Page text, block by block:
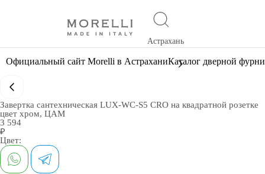
Астрахань
Официальный сайт Morelli в АстраханиКаталог дверной
Завертка сантехническая LUX-WC-S5 CRO на квадратной розетке
цвет хром, ЦАМ
3 594
₽
Цвет: